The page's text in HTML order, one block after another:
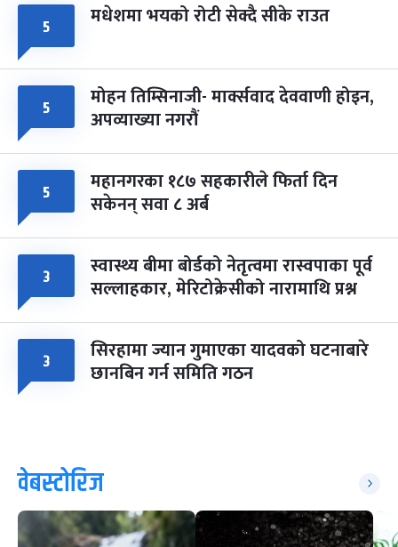
५ मधेशमा भयको रोटी सेक्दै सीके राउत
५ मोहन तिम्सिनाजी- मार्क्सवाद देववाणी होइन,
अपव्याख्या नगरौं
५ महानगरका १८७ सहकारीले फिर्ता दिन
सकेनन् सवा ८ अर्ब
३ स्वास्थ्य बीमा बोर्डको नेतृत्वमा रास्वपाका पूर्व
सल्लाहकार, मेरिटोक्रेसीको नारामाथि प्रश्न
३ सिरहामा ज्यान गुमाएका यादवको घटनाबारे
छानबिन गर्न समिति गठन
वेबस्टोरिज